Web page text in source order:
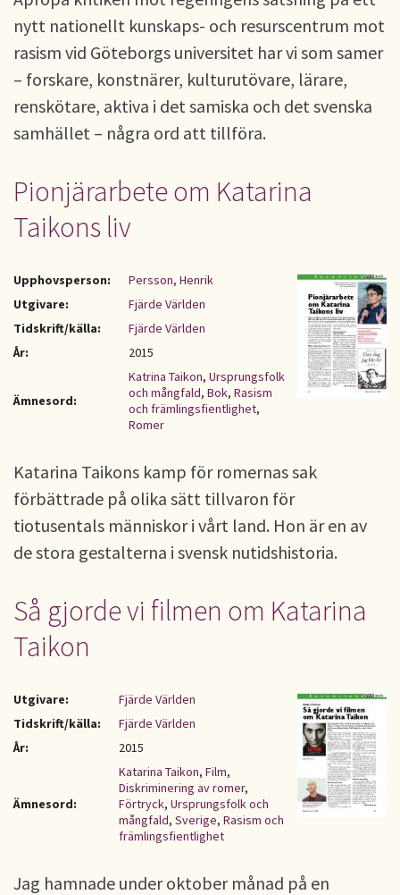
nytt nationellt kunskaps- och resurscentrum mot
rasism vid Göteborgs universitet har vi som samer
– forskare, konstnärer, kulturutövare, lärare,
renskötare, aktiva i det samiska och det svenska
samhället – några ord att tillföra.
Pionjärarbete om Katarina
Taikons liv
Upphovsperson:
Persson, Henrik
Utgivare:
Fjärde Världen
Tidskrift/källa:
Fjärde Världen
År:
2015
Ämnesord:
Katrina Taikon, Ursprungsfolk
och mångfald, Bok, Rasism
och främlingsfientlighet,
Romer
Katarina Taikons kamp för romernas sak
förbättrade på olika sätt tillvaron för
tiotusentals människor i vårt land. Hon är en av
de stora gestalterna i svensk nutidshistoria.
Så gjorde vi filmen om Katarina
Taikon
Utgivare:
Fjärde Världen
Tidskrift/källa:
Fjärde Världen
År:
2015
Ämnesord:
Katarina Taikon, Film,
Diskriminering av romer,
Förtryck, Ursprungsfolk och
mångfald, Sverige, Rasism och
främlingsfientlighet
Jag hamnade under oktober månad på en